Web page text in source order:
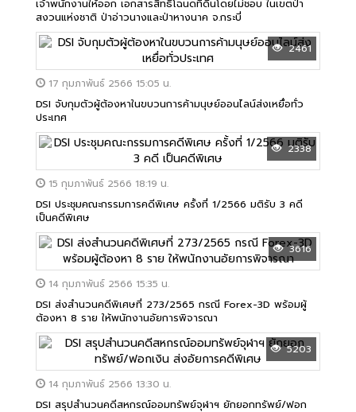
เจ้าพนักงานให้ออก เอกสารสิทธิโฉนดที่ดินโดยไม่ชอบ ในเขตป่า
สงวนแห่งชาติ ป่าอ่าวนางและป่าหางนาค จ.กระบี่
2461
17 กุมภาพันธ์ 2566 15:05 น.
DSI จับกุมตัวผู้ต้องหาในขบวนการค้ามนุษย์ออนไลน์ส่งเหยื่อทั่ว
ประเทศ
2338
15 กุมภาพันธ์ 2566 18:19 น.
DSI ประชุมคณะกรรมการคดีพิเศษ ครั้งที่ 1/2566 มติรับ 3 คดี
เป็นคดีพิเศษ
3616
14 กุมภาพันธ์ 2566 15:35 น.
DSI ส่งสำนวนคดีพิเศษที่ 273/2565 กรณี Forex-3D พร้อมผู้
ต้องหา 8 ราย ให้พนักงานอัยการพิจารณา
5203
14 กุมภาพันธ์ 2566 13:30 น.
DSI สรุปสำนวนคดีสหกรณ์ออมทรัพย์จุฬาฯ ยักยอกทรัพย์/ฟอก